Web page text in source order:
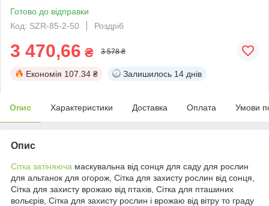
Готово до відправки
Код: SZR-85-2-50
Роздріб
3 470,66 ₴ 3 578 ₴
Економія 107.34 ₴ Залишилось 14 днів
Опис Характеристики Доставка Оплата Умови
Опис
Сітка затіняюча маскувальна від сонця для саду для рослин
для альтанок для огорож, Сітка для захисту рослин від сонця,
Сітка для захисту врожаю від птахів, Сітка для пташиних
вольєрів, Сітка для захисту рослин і врожаю від вітру то граду